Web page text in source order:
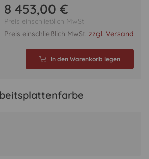
8 453,00 €
Preis einschließlich MwSt
Preis einschließlich MwSt. zzgl. Versand
In den Warenkorb legen